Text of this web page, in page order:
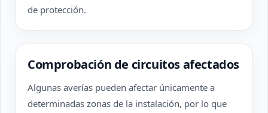
de protección.
Comprobación de circuitos afectados
Algunas averías pueden afectar únicamente a
determinadas zonas de la instalación, por lo que